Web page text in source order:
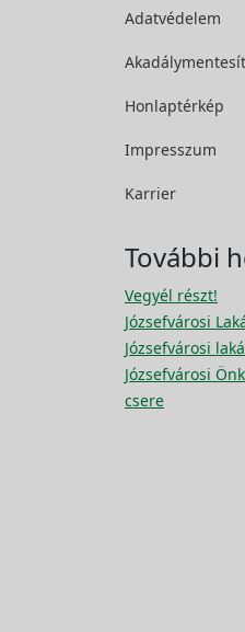
Adatvédelem
Honlaptérkép
Impresszum
Karrier
További
Vegyél részt!
Józsefvárosi
Józsefvárosi
Józsefvárosi
csere